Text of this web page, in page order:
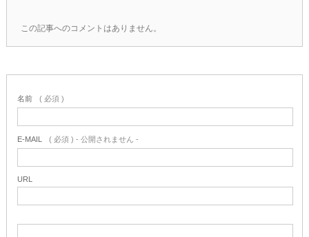
この記事へのコメントはありません。
名前 ( 必須 )
E-MAIL ( 必須 ) - 公開されません -
URL